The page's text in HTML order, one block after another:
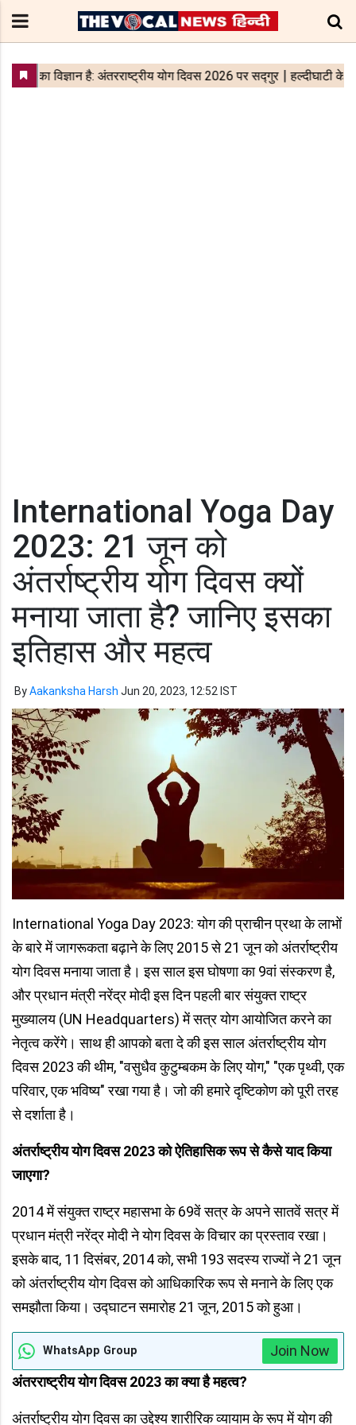
International Yoga Day
2023: 21 जून को
अंतर्राष्ट्रीय योग दिवस क्यों
मनाया जाता है? जानिए इसका
इतिहास और महत्व
ByAakanksha Harsh Jun 20, 2023, 12:52 IST
International Yoga Day 2023: योग की प्राचीन प्रथा के लाभों
के बारे में जागरूकता बढ़ाने के लिए 2015 से 21 जून को अंतर्राष्ट्रीय
योग दिवस मनाया जाता है। इस साल इस घोषणा का 9वां संस्करण है,
और प्रधान मंत्री नरेंद्र मोदी इस दिन पहली बार संयुक्त राष्ट्र
मुख्यालय (UN Headquarters) में सत्र योग आयोजित करने का
नेतृत्व करेंगे। साथ ही आपको बता दे की इस साल अंतर्राष्ट्रीय योग
दिवस 2023 की थीम, "वसुधैव कुटुम्बकम के लिए योग," "एक पृथ्वी, एक
परिवार, एक भविष्य" रखा गया है। जो की हमारे दृष्टिकोण को पूरी तरह
से दर्शाता है।
अंतर्राष्ट्रीय योग दिवस 2023 को ऐतिहासिक रूप से कैसे याद किया
जाएगा?
2014 में संयुक्त राष्ट्र महासभा के 69वें सत्र के अपने सातवें सत्र में
प्रधान मंत्री नरेंद्र मोदी ने योग दिवस के विचार का प्रस्ताव रखा।
इसके बाद, 11 दिसंबर, 2014 को, सभी 193 सदस्य राज्यों ने 21 जून
को अंतर्राष्ट्रीय योग दिवस को आधिकारिक रूप से मनाने के लिए एक
समझौता किया। उद्घाटन समारोह 21 जून, 2015 को हुआ।
WhatsApp Group
Join Now
अंतरराष्ट्रीय योग दिवस 2023 का क्या है महत्व?
अंतर्राष्ट्रीय योग दिवस का उद्देश्य शारीरिक व्यायाम के रूप में योग की